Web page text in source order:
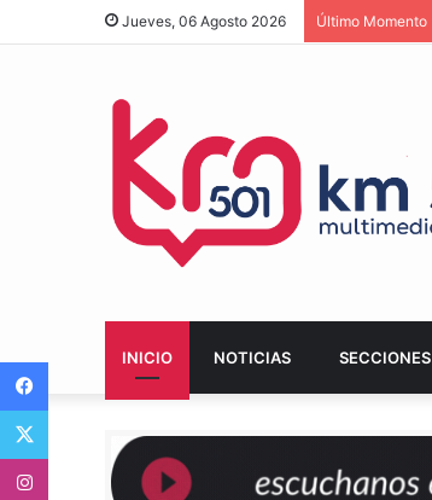
Jueves, 06 Agosto 2026 Último Momento
INICIO NOTICIAS SECCIONES
Instagram